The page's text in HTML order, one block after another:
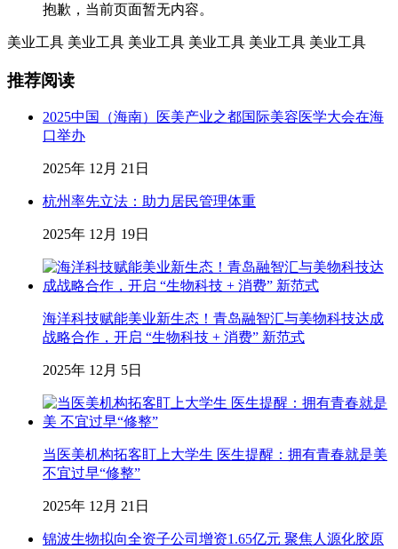
抱歉，当前页面暂无内容。
美业工具 美业工具 美业工具 美业工具 美业工具 美业工具
推荐阅读
2025中国（海南）医美产业之都国际美容医学大会在海
口举办
2025年 12月 21日
杭州率先立法：助力居民管理体重
2025年 12月 19日
海洋科技赋能美业新生态！青岛融智汇与美物科技达成
战略合作，开启 “生物科技 + 消费” 新范式
2025年 12月 5日
当医美机构拓客盯上大学生 医生提醒：拥有青春就是美
不宜过早“修整”
2025年 12月 21日
锦波生物拟向全资子公司增资1.65亿元 聚焦人源化胶原